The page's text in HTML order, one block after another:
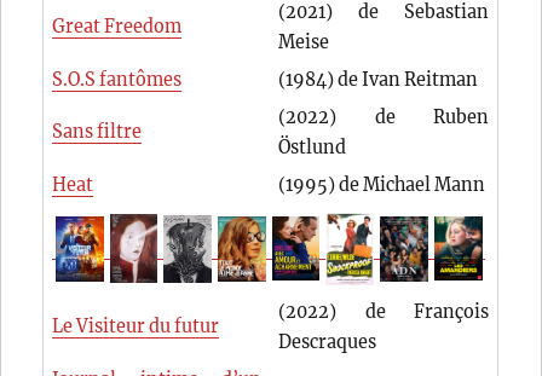
Great Freedom
(2021) de Sebastian
Meise
S.O.S fantômes
(1984) de Ivan Reitman
Sans filtre
(2022) de Ruben
Östlund
Heat
(1995) de Michael Mann
Le Visiteur du futur
(2022) de François
Descraques